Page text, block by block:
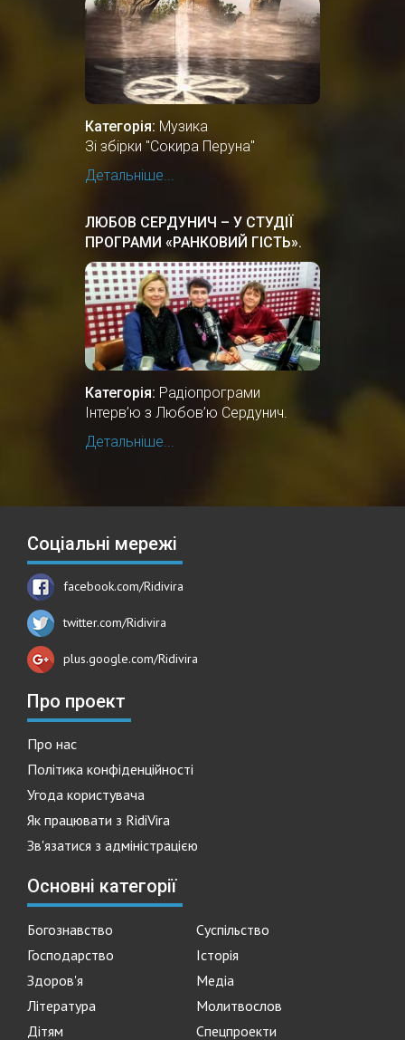
Категорія: Музика
Зі збірки "Сокира Перуна"
Детальніше...
ЛЮБОВ СЕРДУНИЧ – У СТУДІЇ
ПРОГРАМИ «РАНКОВИЙ ГІСТЬ».
Категорія: Радіопрограми
Інтерв’ю з Любов’ю Сердунич.
Детальніше...
Соціальні мережі
facebook.com/Ridivira
twitter.com/Ridivira
plus.google.com/Ridivira
Про проект
Про нас
Політика конфіденційності
Угода користувача
Як працювати з RidiVira
Зв'язатися з адміністрацією
Основні категорії
Богознавство
Суспільство
Господарство
Історія
Здоров'я
Медіа
Література
Молитвослов
Дітям
Спецпроекти